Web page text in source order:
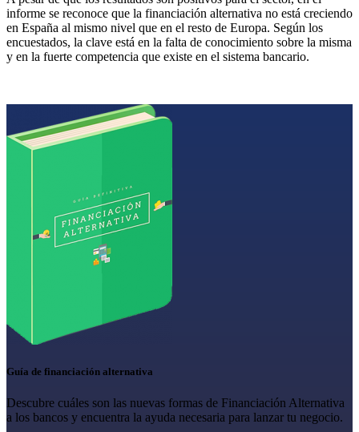
informe se reconoce que la financiación alternativa no está creciendo
en España al mismo nivel que en el resto de Europa. Según los
encuestados, la clave está en la falta de conocimiento sobre la misma
y en la fuerte competencia que existe en el sistema bancario.
Guía de financiación alternativa
Descubre cuáles son las nuevas formas de Financiación Alternativa
a los bancos y encuentra la ayuda necesaria para lanzar tu negocio.